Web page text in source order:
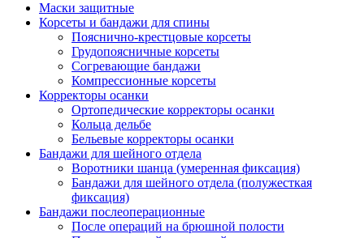
Маски защитные
Корсеты и бандажи для спины
Пояснично-крестцовые корсеты
Грудопоясничные корсеты
Согревающие бандажи
Компрессионные корсеты
Корректоры осанки
Ортопедические корректоры осанки
Кольца дельбе
Бельевые корректоры осанки
Бандажи для шейного отдела
Воротники шанца (умеренная фиксация)
Бандажи для шейного отдела (полужесткая
фиксация)
Бандажи послеоперационные
После операций на брюшной полости